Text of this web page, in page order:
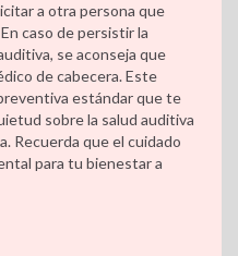
a otra persona que
caso de persistir la
se aconseja que
de cabecera. Este
estándar que te
sobre la salud auditiva
Recuerda que el cuidado
para tu bienestar a